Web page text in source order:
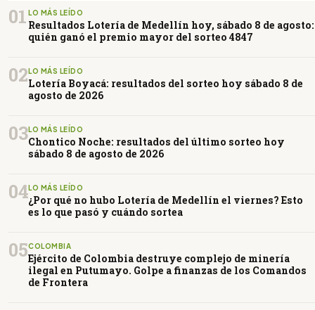
01 LO MÁS LEÍDO
Resultados Lotería de Medellín hoy, sábado 8 de agosto:
quién ganó el premio mayor del sorteo 4847
02LO MÁS LEÍDO
Lotería Boyacá: resultados del sorteo hoy sábado 8 de
agosto de 2026
03LO MÁS LEÍDO
Chontico Noche: resultados del último sorteo hoy
sábado 8 de agosto de 2026
04LO MÁS LEÍDO
¿Por qué no hubo Lotería de Medellín el viernes? Esto
es lo que pasó y cuándo sortea
05COLOMBIA
Ejército de Colombia destruye complejo de minería
ilegal en Putumayo. Golpe a finanzas de los Comandos
de Frontera